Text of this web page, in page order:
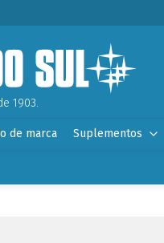
1903.
de marca Suplementos